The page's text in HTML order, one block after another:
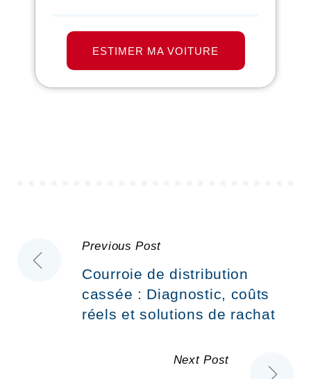
ESTIMER MA VOITURE
Navigation
Previous Post
Courroie de distribution
cassée : Diagnostic, coûts
réels et solutions de rachat
Next Post